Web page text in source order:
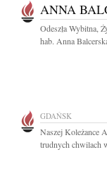
ANNA
Odeszła Wybitna,
hab. Anna
GDAŃSK
Naszej Koleżance
trudnych chwilach